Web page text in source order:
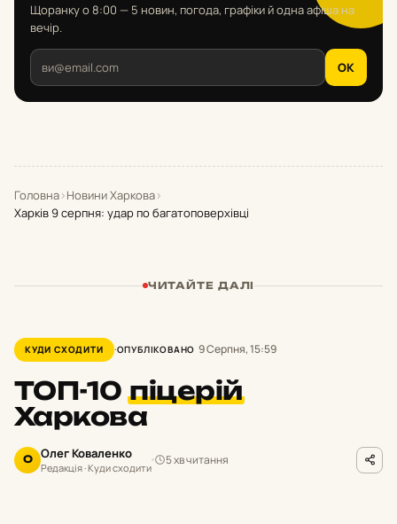
Щоранку о 8:00 — 5 новин, погода, графіки й одна афіша на
вечір.
OK
Головна›Новини Харкова›
Харків 9 серпня: удар по багатоповерхівці
ЧИТАЙТЕ ДАЛІ
КУДИ СХОДИТИ ОПУБЛІКОВАНО 9 Серпня, 15:59
ТОП-10піцерій
Харкова
О Олег Коваленко
Редакція · Куди сходити
5 хв читання